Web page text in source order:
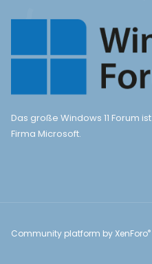
Das große Windows 11 Forum ist
Firma Microsoft.
Community platform by XenForo®